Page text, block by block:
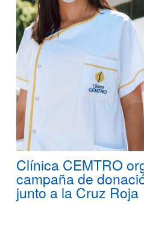
Clínica CEMTRO
campaña de
junto a la Cruz Roja